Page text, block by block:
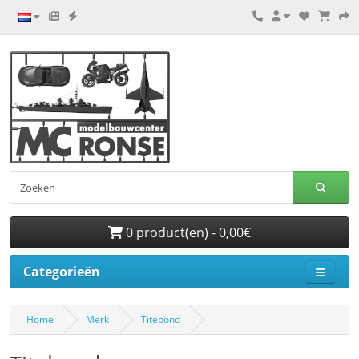
0 product(en) - 0,00€
Categorieën
Home Merk Titebond